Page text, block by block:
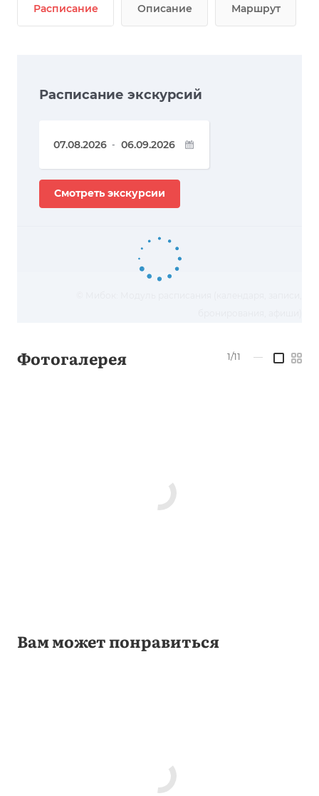
Расписание Описание Маршрут
Расписание экскурсий
-
Смотреть экскурсии
Фотогалерея 1/11 —
Вам может понравиться